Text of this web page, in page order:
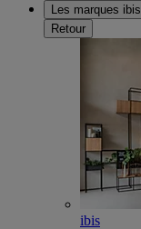
Les marques ibis
Retour
ibis